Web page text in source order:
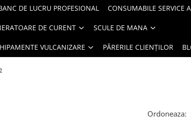
DE LUCRU PROFESIONAL CONSUMABILE SERVICE
DE CURENT SCULE DE MANA
VULCANIZARE PĂRERILE CLIENȚILOR
Ordoneaza: